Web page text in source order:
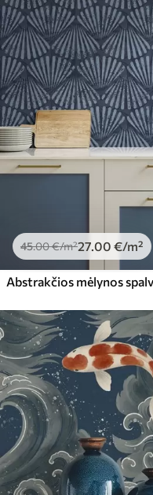
45.00€/m²27.00 €/m²